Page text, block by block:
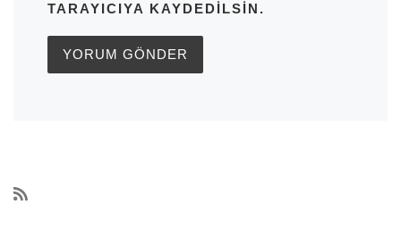
TARAYICIYA KAYDEDILSIN.